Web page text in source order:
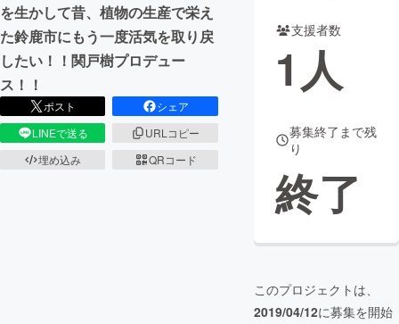
CAMPFIRE for Social Good
CAMPFIRE Creation
CAMPFIREふるさと納税
コミュニティ
を生かして昔、植物の生産で栄え
た鈴鹿市にもう一度活気を取り戻
したい！！関戸樹プロデュー
ス！！
ポスト
シェア
LINEで送る
URLコピー
埋め込み
QRコード
支援者数
1人
募集終了まで残
り
終了
このプロジェクトは、
2019/04/12に募集を開始